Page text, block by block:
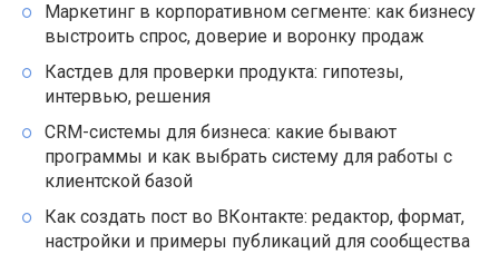
Маркетинг в корпоративном сегменте: как бизнесу
выстроить спрос, доверие и воронку продаж
Кастдев для проверки продукта: гипотезы,
интервью, решения
CRM-системы для бизнеса: какие бывают
программы и как выбрать систему для работы с
клиентской базой
Как создать пост во ВКонтакте: редактор, формат,
настройки и примеры публикаций для сообщества